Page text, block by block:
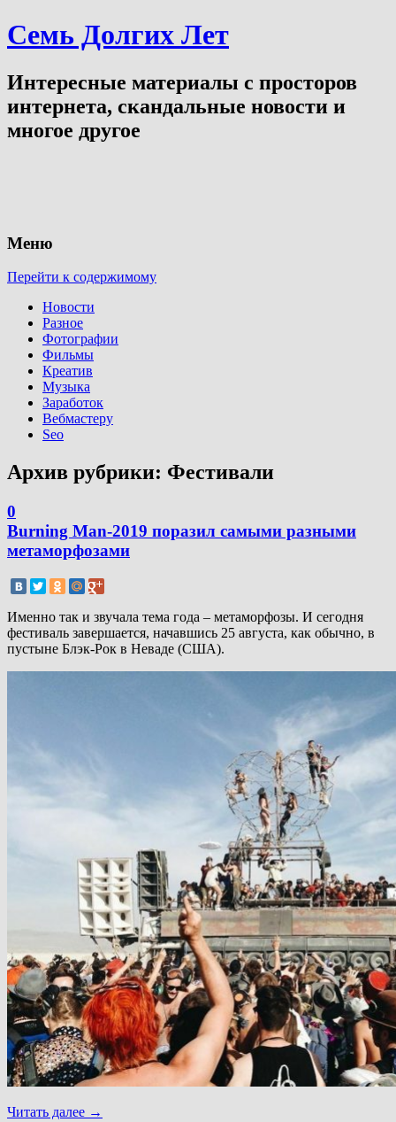
Семь Долгих Лет
Интересные материалы с просторов
интернета, скандальные новости и
многое другое
Меню
Перейти к содержимому
Новости
Разное
Фотографии
Фильмы
Креатив
Музыка
Заработок
Вебмастеру
Seo
Архив рубрики: Фестивали
0
Burning Man-2019 поразил самыми разными
метаморфозами
Именно так и звучала тема года – метаморфозы. И сегодня
фестиваль завершается, начавшись 25 августа, как обычно, в
пустыне Блэк-Рок в Неваде (США).
Читать далее →